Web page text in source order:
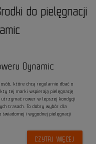
do pielęgnacji
Dynamic
które chcą regularnie dbać o
tej marki wspierają pielęgnację
utrzymać rower w lepszej kondycji
trasach. To dobry wybór dla
i wygodnej pielęgnacji
CZYTAJ WIĘCEJ